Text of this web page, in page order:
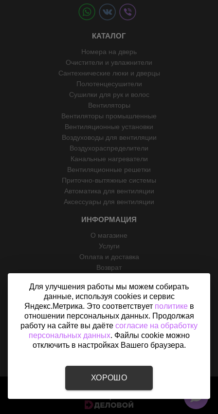
КАТАЛОГ
Номера на дверь
Очистители и увлажнители
Сантехнические люки и дверцы
Полотенцесушители
Сушилки для рук и волос
Вентиляторы
Вентиляторы промышленные
Вентиляционные установки
Воздуховоды для вентиляции
Воздухораспределители
Канальные нагреватели
Вентиляционные решетки
Приточно-вытяжные системы
Автоматика для вентиляции
Аксессуары для вентиляции
ИНФОРМАЦИЯ
О магазине
Услуги
Оплата и доставка
Возврат
Контакты
Политика конфиденциальности
Согласие на обработку персональных данных
Карта сайта
2015 - 2026 © «Вентфом» - Интернет-магазин вентиляции В
Для улучшения работы мы можем собирать
данные, используя cookies и сервис
Яндекс.Метрика. Это соответствует политикев
отношении персональных данных. Продолжая
работу на сайте вы даёте согласие на обработку
персональных данных. Файлы cookie можно
отключить в настройках Вашего браузера.
ХОРОШО